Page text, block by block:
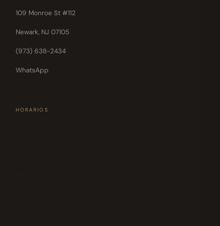
109 Monroe St #112
Newark, NJ 07105
(973) 638-2434
WhatsApp
HORARIOS